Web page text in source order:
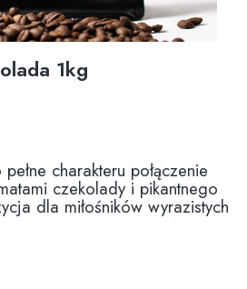
1kg
charakteru połączenie
czekolady i pikantnego
dla miłośników wyrazistych